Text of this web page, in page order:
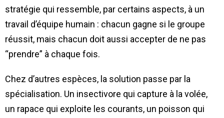
stratégie qui ressemble, par certains aspects, à un
travail d’équipe humain : chacun gagne si le groupe
réussit, mais chacun doit aussi accepter de ne pas
“prendre” à chaque fois.
Chez d’autres espèces, la solution passe par la
spécialisation. Un insectivore qui capture à la volée,
un rapace qui exploite les courants, un poisson qui